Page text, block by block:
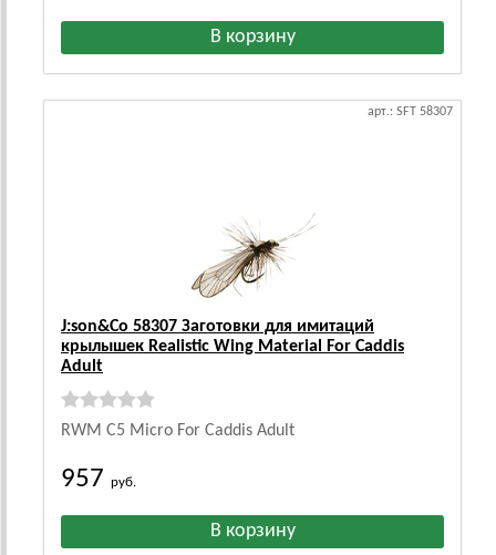
арт.: SFT 58307
J:son&Co 58307 Заготовки для имитаций
крылышек Realistic Wing Material For Caddis
Adult
RWM C5 Micro For Caddis Adult
957 руб.